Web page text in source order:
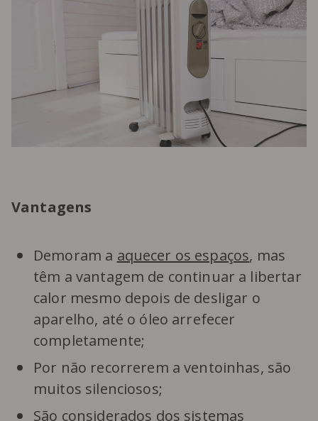
Vantagens
Demoram a aquecer os espaços, mas
têm a vantagem de continuar a libertar
calor mesmo depois de desligar o
aparelho, até o óleo arrefecer
completamente;
Por não recorrerem a ventoinhas, são
muitos silenciosos;
São considerados dos sistemas